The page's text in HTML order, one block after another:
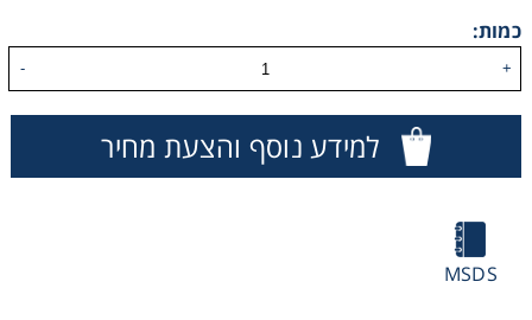
כמות:
+
-
למידע נוסף והצעת מחיר
MSDS
Storage
Thermometry
Washing
Chromatography